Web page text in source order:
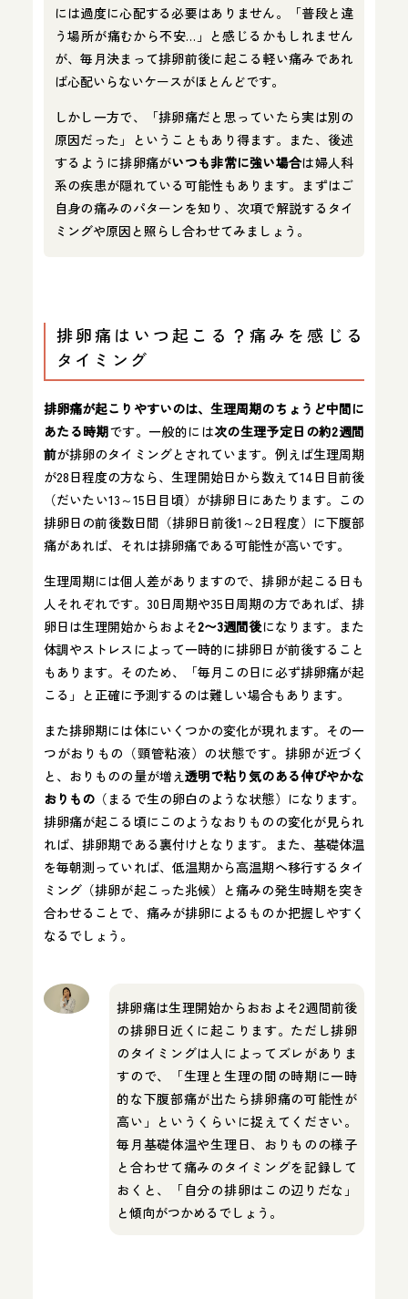
には過度に心配する必要はありません。「普段と違
う場所が痛むから不安…」と感じるかもしれません
が、毎月決まって排卵前後に起こる軽い痛みであれ
ば心配いらないケースがほとんどです。
しかし一方で、「排卵痛だと思っていたら実は別の
原因だった」ということもあり得ます。また、後述
するように排卵痛がいつも非常に強い場合は婦人科
系の疾患が隠れている可能性もあります。まずはご
自身の痛みのパターンを知り、次項で解説するタイ
ミングや原因と照らし合わせてみましょう。
排卵痛はいつ起こる？痛みを感じる
タイミング
排卵痛が起こりやすいのは、生理周期のちょうど中間に
あたる時期です。一般的には次の生理予定日の約2週間
前が排卵のタイミングとされています。例えば生理周期
が28日程度の方なら、生理開始日から数えて14日目前後
（だいたい13～15日目頃）が排卵日にあたります。この
排卵日の前後数日間（排卵日前後1～2日程度）に下腹部
痛があれば、それは排卵痛である可能性が高いです。
生理周期には個人差がありますので、排卵が起こる日も
人それぞれです。30日周期や35日周期の方であれば、排
卵日は生理開始からおよそ2〜3週間後になります。また
体調やストレスによって一時的に排卵日が前後すること
もあります。そのため、「毎月この日に必ず排卵痛が起
こる」と正確に予測するのは難しい場合もあります。
また排卵期には体にいくつかの変化が現れます。その一
つがおりもの（頸管粘液）の状態です。排卵が近づく
と、おりものの量が増え 透明で粘り気のある伸びやかな
おりもの （まるで生の卵白のような状態）になります。
排卵痛が起こる頃にこのようなおりものの変化が見られ
れば、排卵期である裏付けとなります。また、基礎体温
を毎朝測っていれば、低温期から高温期へ移行するタイ
ミング（排卵が起こった兆候）と痛みの発生時期を突き
合わせることで、痛みが排卵によるものか把握しやすく
なるでしょう。
排卵痛は生理開始からおおよそ2週間前後
の排卵日近くに起こります。ただし排卵
のタイミングは人によってズレがありま
すので、「生理と生理の間の時期に一時
的な下腹部痛が出たら排卵痛の可能性が
高い」というくらいに捉えてください。
毎月基礎体温や生理日、おりものの様子
と合わせて痛みのタイミングを記録して
おくと、「自分の排卵はこの辺りだな」
と傾向がつかめるでしょう。